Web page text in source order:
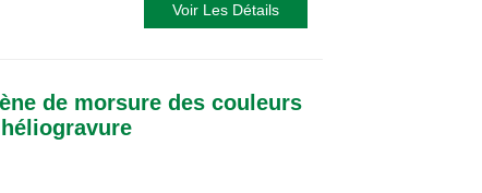
Voir Les Détails
de morsure des couleurs